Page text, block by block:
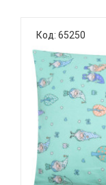
родитель
ребенок
кровати. И
веселый
Код: 65250